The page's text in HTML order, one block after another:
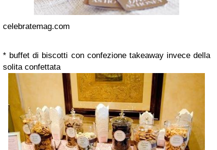
celebratemag.com
* buffet di biscotti con confezione takeaway invece della
solita confettata